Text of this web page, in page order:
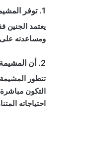
1. توفر المشيمة الأكسجين للجنين
يعتمد الجنين
ومساعدته على
2. أن المشيمة ليست جزءًا من الجسم
تتطور
احتياجاته